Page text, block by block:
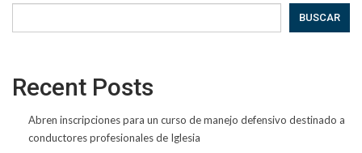
BUSCAR
Recent Posts
Abren inscripciones para un curso de manejo defensivo destinado a
conductores profesionales de Iglesia